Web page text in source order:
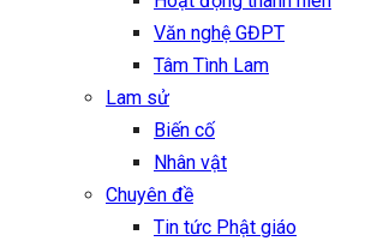
Văn nghệ GĐPT
Tâm Tình Lam
Lam sử
Biến cố
Nhân vật
Chuyên đề
Tin tức Phật giáo